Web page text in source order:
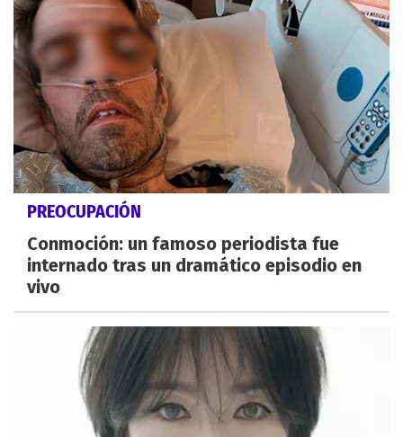
PREOCUPACIÓN
Conmoción: un famoso periodista fue
internado tras un dramático episodio en
vivo